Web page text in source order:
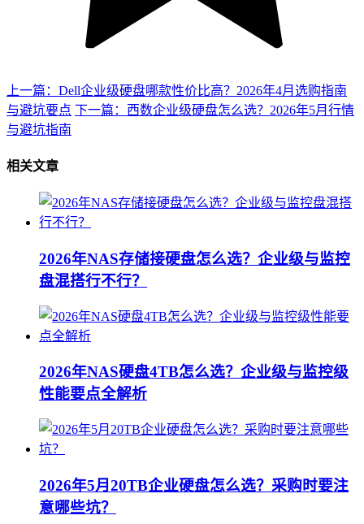
上一篇：Dell企业级硬盘哪款性价比高？2026年4月选购指南
与避坑要点 下一篇：西数企业级硬盘怎么选？2026年5月行情
与避坑指南
相关文章
2026年NAS存储接硬盘怎么选？企业级与监控
盘混搭行不行？
2026年NAS硬盘4TB怎么选？企业级与监控级
性能要点全解析
2026年5月20TB企业硬盘怎么选？采购时要注
意哪些坑？